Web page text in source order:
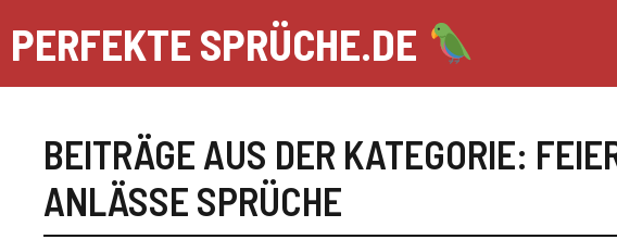
Inhalt
springen
PERFEKTE SPRÜCHE.DE
BEITRÄGE AUS DER KATEGORIE:
ANLÄSSE SPRÜCHE